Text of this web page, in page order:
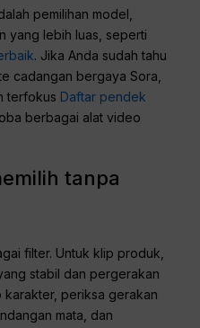
pemilihan model,
yang lebih luas, seperti
. Jika Anda sudah tahu
cadangan bergaya Sora,
terfokus Daftar pendek
berbagai alat video
tanpa
filter. Untuk klip produk,
stabil dan pergerakan
karakter, periksa gerakan
mata, dan